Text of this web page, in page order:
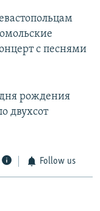
с песнями
рождения
двухсот
Follow us